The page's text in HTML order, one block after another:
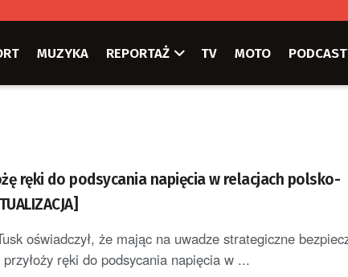
MUZYKA REPORTAŻ TV MOTO
ręki do podsycania napięcia w relacjach polsko-
oświadczył, że mając na uwadze strategiczne
ręki do podsycania napięcia w ...